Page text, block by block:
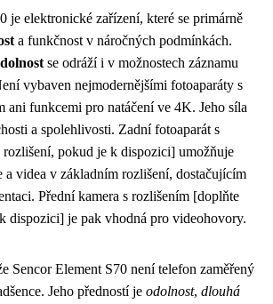
je elektronické zařízení, které se primárně
a funkčnost v náročných podmínkách.
se odráží i v možnostech záznamu
vybaven nejmodernějšími fotoaparáty s
ani funkcemi pro natáčení ve 4K. Jeho síla
a spolehlivosti. Zadní fotoaparát s
pokud je k dispozici] umožňuje
a videa v základním rozlišení, dostačujícím
Přední kamera s rozlišením [doplňte
dispozici] je pak vhodná pro videohovory.
Sencor Element S70 není telefon zaměřený
Jeho předností je odolnost, dlouhá